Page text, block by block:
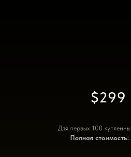
$299
Для первых 100
Полная